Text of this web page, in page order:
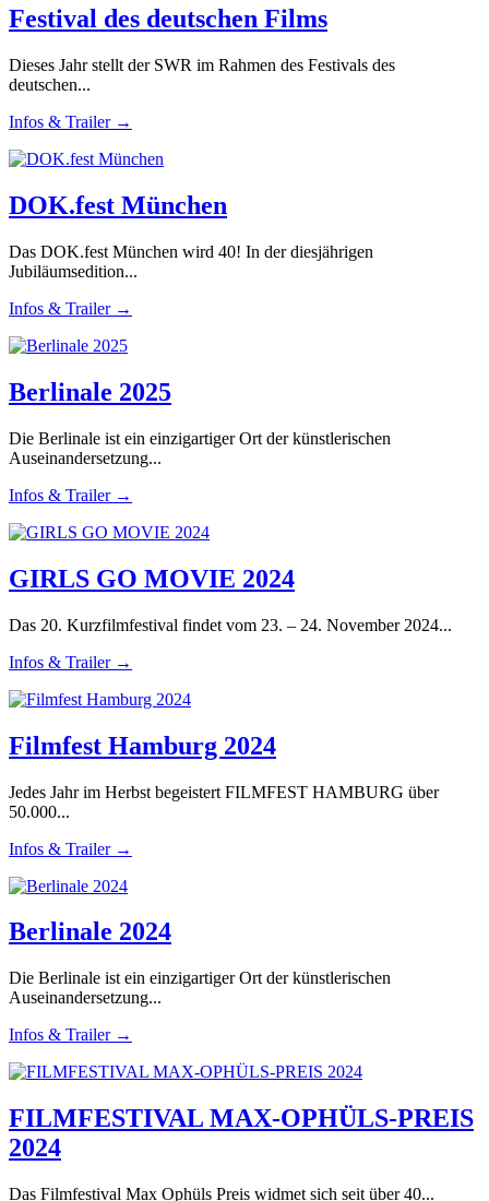
Festival des deutschen Films
Dieses Jahr stellt der SWR im Rahmen des Festivals des
deutschen...
Infos & Trailer →
DOK.fest München
Das DOK.fest München wird 40! In der diesjährigen
Jubiläumsedition...
Infos & Trailer →
Berlinale 2025
Die Berlinale ist ein einzigartiger Ort der künstlerischen
Auseinandersetzung...
Infos & Trailer →
GIRLS GO MOVIE 2024
Das 20. Kurzfilmfestival findet vom 23. – 24. November 2024...
Infos & Trailer →
Filmfest Hamburg 2024
Jedes Jahr im Herbst begeistert FILMFEST HAMBURG über
50.000...
Infos & Trailer →
Berlinale 2024
Die Berlinale ist ein einzigartiger Ort der künstlerischen
Auseinandersetzung...
Infos & Trailer →
FILMFESTIVAL MAX-OPHÜLS-PREIS
2024
Das Filmfestival Max Ophüls Preis widmet sich seit über 40...